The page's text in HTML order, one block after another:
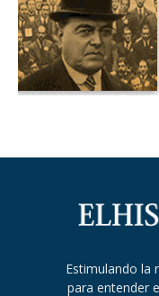
Estimulando la
para entender